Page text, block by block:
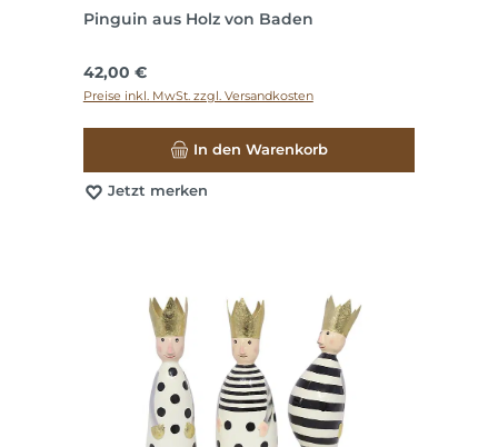
Pinguin aus Holz von Baden
Regulärer Preis:
42,00 €
Preise inkl. MwSt. zzgl. Versandkosten
In den Warenkorb
Jetzt merken